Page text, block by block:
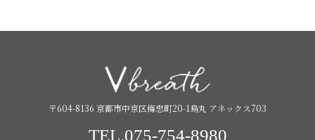
〒604-8136 京都市中京区梅忠町20-1烏丸 アネックス703
TEL.075-754-8980